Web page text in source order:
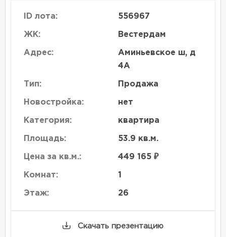
ID лота: 556967
ЖК: Вестердам
Адрес:
Аминьевское ш, д
4А
Тип: Продажа
Новостройка: нет
Категория: квартира
Площадь: 53.9 кв.м.
Цена за кв.м.: 449 165 ₽
Комнат: 1
Этаж: 26
Скачать презентацию